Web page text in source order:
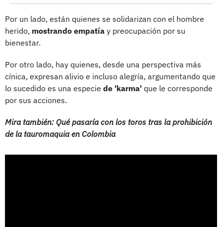
Por un lado, están quienes se solidarizan con el hombre
herido, mostrando empatía y preocupación por su
bienestar.
Por otro lado, hay quienes, desde una perspectiva más
cínica, expresan alivio e incluso alegría, argumentando que
lo sucedido es una especie de 'karma' que le corresponde
por sus acciones.
Mira también: Qué pasaría con los toros tras la prohibición
de la tauromaquia en Colombia